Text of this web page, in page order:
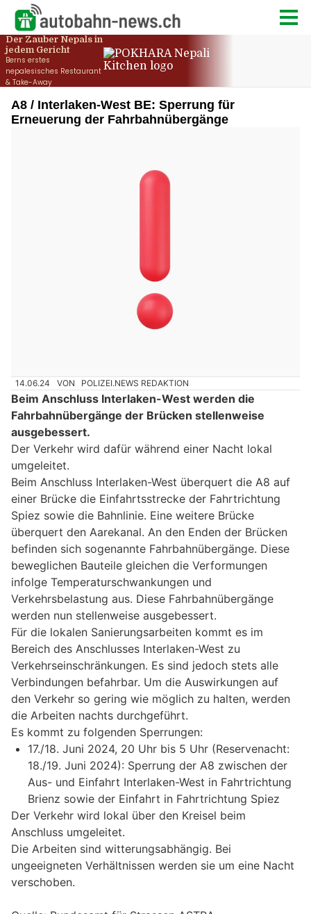
A8 / Interlaken-West BE: Sperrung für
Erneuerung der Fahrbahnübergänge
14.06.24 VON POLIZEI.NEWS REDAKTION
Beim Anschluss Interlaken-West werden die
Fahrbahnübergänge der Brücken stellenweise
ausgebessert.
Der Verkehr wird dafür während einer Nacht lokal
umgeleitet.
Beim Anschluss Interlaken-West überquert die A8 auf
einer Brücke die Einfahrtsstrecke der Fahrtrichtung
Spiez sowie die Bahnlinie. Eine weitere Brücke
überquert den Aarekanal. An den Enden der Brücken
befinden sich sogenannte Fahrbahnübergänge. Diese
beweglichen Bauteile gleichen die Verformungen
infolge Temperaturschwankungen und
Verkehrsbelastung aus. Diese Fahrbahnübergänge
werden nun stellenweise ausgebessert.
Für die lokalen Sanierungsarbeiten kommt es im
Bereich des Anschlusses Interlaken-West zu
Verkehrseinschränkungen. Es sind jedoch stets alle
Verbindungen befahrbar. Um die Auswirkungen auf
den Verkehr so gering wie möglich zu halten, werden
die Arbeiten nachts durchgeführt.
Es kommt zu folgenden Sperrungen:
17./18. Juni 2024, 20 Uhr bis 5 Uhr (Reservenacht:
18./19. Juni 2024): Sperrung der A8 zwischen der
Aus- und Einfahrt Interlaken-West in Fahrtrichtung
Brienz sowie der Einfahrt in Fahrtrichtung Spiez
Der Verkehr wird lokal über den Kreisel beim
Anschluss umgeleitet.
Die Arbeiten sind witterungsabhängig. Bei
ungeeigneten Verhältnissen werden sie um eine Nacht
verschoben.